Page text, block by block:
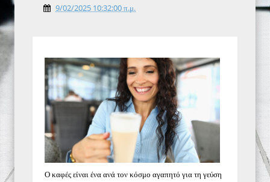
9/02/2025 10:32:00 π.μ.
Ο καφές είναι ένα ανά τον κόσμο αγαπητό για τη γεύση